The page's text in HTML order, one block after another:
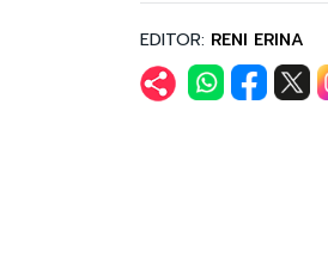
EDITOR: RENI ERINA